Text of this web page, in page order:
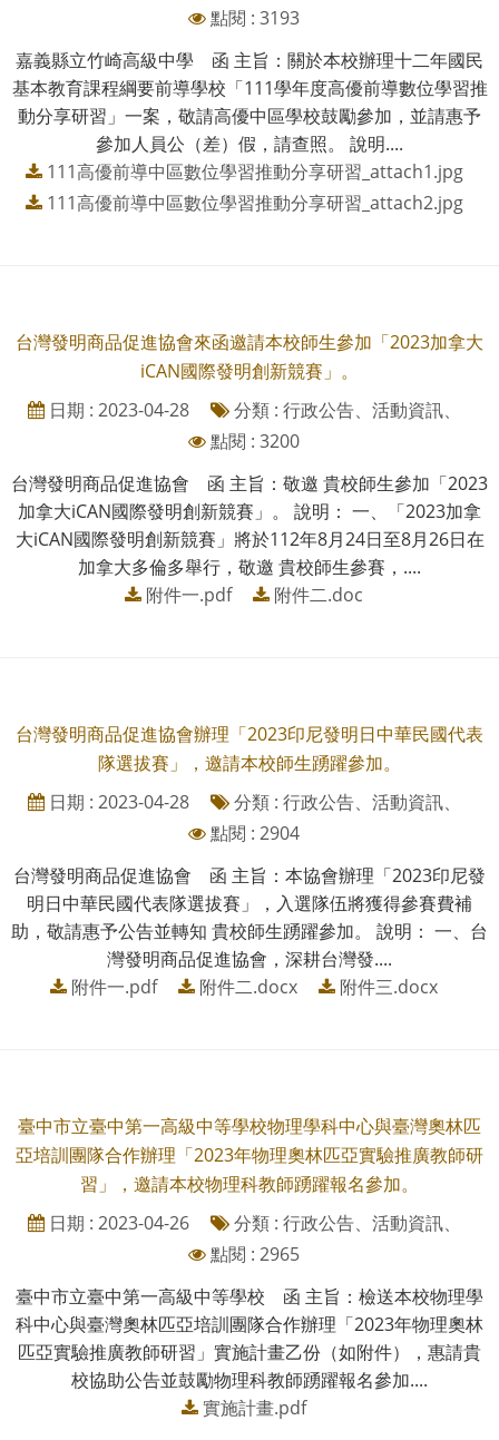
點閱 : 3193
嘉義縣立竹崎高級中學 函 主旨：關於本校辦理十二年國民
基本教育課程綱要前導學校「111學年度高優前導數位學習推
動分享研習」一案，敬請高優中區學校鼓勵參加，並請惠予
參加人員公（差）假，請查照。 說明....
111高優前導中區數位學習推動分享研習_attach1.jpg
111高優前導中區數位學習推動分享研習_attach2.jpg
台灣發明商品促進協會來函邀請本校師生參加「2023加拿大
iCAN國際發明創新競賽」。
日期 : 2023-04-28
分類 : 行政公告、活動資訊、
點閱 : 3200
台灣發明商品促進協會 函 主旨：敬邀 貴校師生參加「2023
加拿大iCAN國際發明創新競賽」。 說明： 一、「2023加拿
大iCAN國際發明創新競賽」將於112年8月24日至8月26日在
加拿大多倫多舉行，敬邀 貴校師生參賽，....
附件一.pdf
附件二.doc
台灣發明商品促進協會辦理「2023印尼發明日中華民國代表
隊選拔賽」，邀請本校師生踴躍參加。
日期 : 2023-04-28
分類 : 行政公告、活動資訊、
點閱 : 2904
台灣發明商品促進協會 函 主旨：本協會辦理「2023印尼發
明日中華民國代表隊選拔賽」，入選隊伍將獲得參賽費補
助，敬請惠予公告並轉知 貴校師生踴躍參加。 說明： 一、台
灣發明商品促進協會，深耕台灣發....
附件一.pdf
附件二.docx 附件三.docx
臺中市立臺中第一高級中等學校物理學科中心與臺灣奧林匹
亞培訓團隊合作辦理「2023年物理奧林匹亞實驗推廣教師研
習」，邀請本校物理科教師踴躍報名參加。
日期 : 2023-04-26
分類 : 行政公告、活動資訊、
點閱 : 2965
臺中市立臺中第一高級中等學校 函 主旨：檢送本校物理學
科中心與臺灣奧林匹亞培訓團隊合作辦理「2023年物理奧林
匹亞實驗推廣教師研習」實施計畫乙份（如附件），惠請貴
校協助公告並鼓勵物理科教師踴躍報名參加....
實施計畫.pdf